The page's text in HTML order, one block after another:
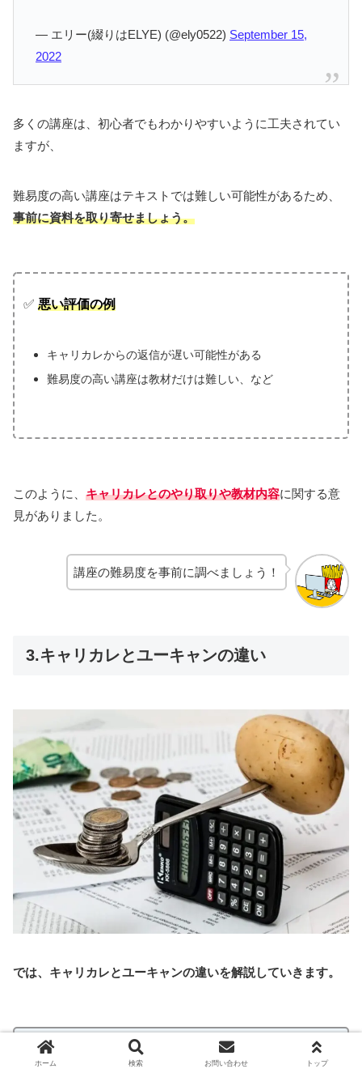
— エリー(綴りはELYE) (@ely0522) September 15,
2022
多くの講座は、初心者でもわかりやすいように工夫されてい
ますが、
難易度の高い講座はテキストでは難しい可能性があるため、
事前に資料を取り寄せましょう。
✅ 悪い評価の例
キャリカレからの返信が遅い可能性がある
難易度の高い講座は教材だけは難しい、など
このように、 キャリカレとのやり取りや教材内容に関する意
見がありました。
講座の難易度を事前に調べましょう！
3.キャリカレとユーキャンの違い
では、キャリカレとユーキャンの違いを解説していきます。
✅キャリカレとユーキャンの違い
ホーム 検索 お問い合わせ トップ